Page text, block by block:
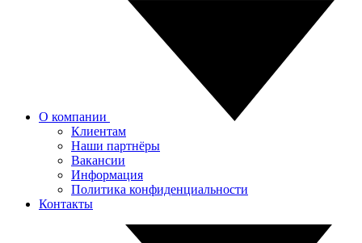
О компании
Клиентам
Наши партнёры
Вакансии
Информация
Политика конфиденциальности
Контакты